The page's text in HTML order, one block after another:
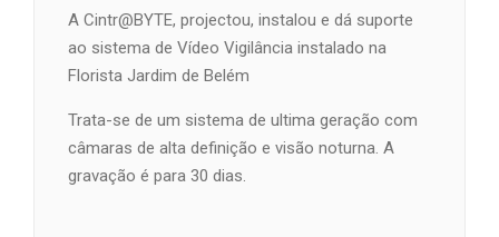
A Cintr@BYTE, projectou, instalou e dá suporte
ao sistema de Vídeo Vigilância instalado na
Florista Jardim de Belém
Trata-se de um sistema de ultima geração com
câmaras de alta definição e visão noturna. A
gravação é para 30 dias.